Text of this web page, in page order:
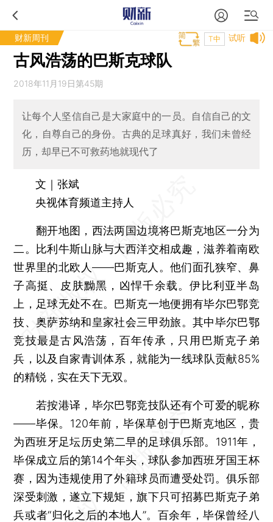
财新周刊 试听
T中
古风浩荡的巴斯克球队
2018年11月19日第45期
让每个人坚信自己是大家庭中的一员。自信自己的文
化，自尊自己的身份。古典的足球真好，我们未曾经
历，却早已不可救药地就现代了
文｜张斌
央视体育频道主持人
翻开地图，西法两国边境将巴斯克地区一分为
二。比利牛斯山脉与大西洋交相成趣，滋养着南欧
世界里的北欧人——巴斯克人。他们面孔狭窄、鼻
子高挺、皮肤黝黑，凶悍千余载。伊比利亚半岛
上，足球无处不在。巴斯克一地便拥有毕尔巴鄂竞
技、奥萨苏纳和皇家社会三甲劲旅。其中毕尔巴鄂
竞技最是古风浩荡，百年传承，只用巴斯克子弟
兵，以及自家青训体系，就能为一线球队贡献85%
的精锐，实在天下无双。
若按港译，毕尔巴鄂竞技队还有个可爱的昵称
——毕保。120年前，毕保草创于巴斯克地区，贵
为西班牙足坛历史第二早的足球俱乐部。1911年，
毕保成立后的第14个年头，球队参加西班牙国王杯
赛，因为违规使用了外籍球员而遭受处罚。俱乐部
深受刺激，遂立下规矩，旗下只可招募巴斯克子弟
兵或者“归化之后的本地人”。百余年，毕保曾经八